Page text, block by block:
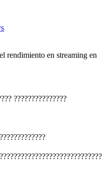
rendimiento en streaming en
???????????????